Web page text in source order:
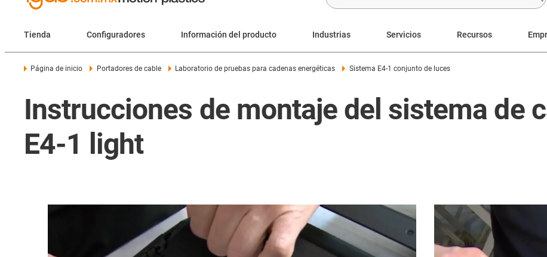
Tienda Configuradores Información del producto Industrias Servicios Recursos
Página de inicio Portadores de cable Laboratorio de pruebas para cadenas energéticas Sistema E4-1 conjunto de luces
Instrucciones de montaje del sistema de
E4-1 light